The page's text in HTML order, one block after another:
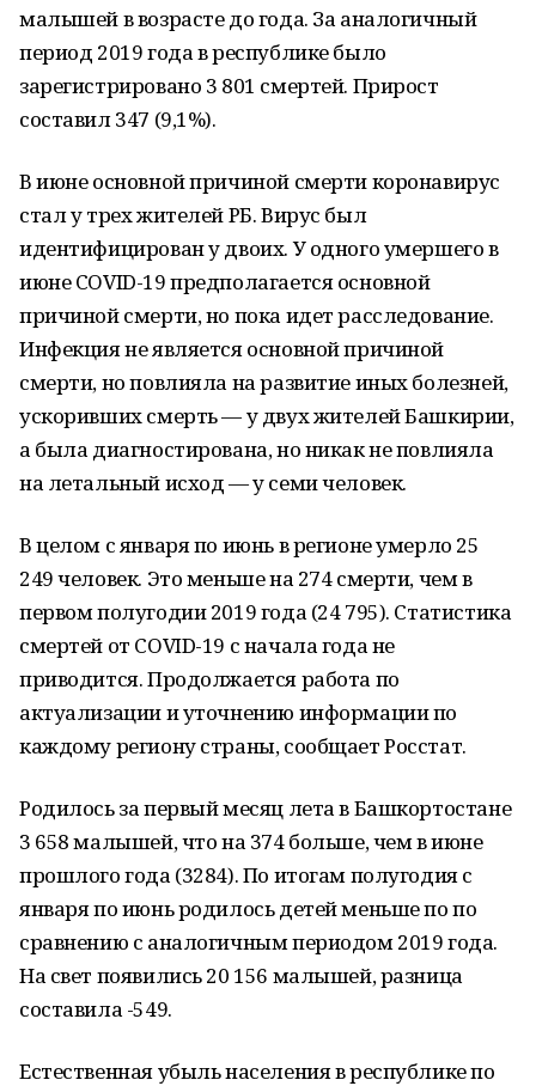
малышей в возрасте до года. За аналогичный
период 2019 года в республике было
зарегистрировано 3 801 смертей. Прирост
составил 347 (9,1%).
В июне основной причиной смерти коронавирус
стал у трех жителей РБ. Вирус был
идентифицирован у двоих. У одного умершего в
июне COVID-19 предполагается основной
причиной смерти, но пока идет расследование.
Инфекция не является основной причиной
смерти, но повлияла на развитие иных болезней,
ускоривших смерть — у двух жителей Башкирии,
а была диагностирована, но никак не повлияла
на летальный исход — у семи человек.
В целом с января по июнь в регионе умерло 25
249 человек. Это меньше на 274 смерти, чем в
первом полугодии 2019 года (24 795). Статистика
смертей от COVID-19 с начала года не
приводится. Продолжается работа по
актуализации и уточнению информации по
каждому региону страны, сообщает Росстат.
Родилось за первый месяц лета в Башкортостане
3 658 малышей, что на 374 больше, чем в июне
прошлого года (3284). По итогам полугодия с
января по июнь родилось детей меньше по по
сравнению с аналогичным периодом 2019 года.
На свет появились 20 156 малышей, разница
составила -549.
Естественная убыль населения в республике по